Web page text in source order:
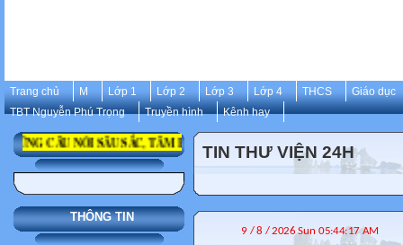
Trang chủ M Lớp 1 Lớp 2 Lớp 3 Lớp 4 THCS
Giáo dục
TBT Nguyễn Phú Trọng
Truyền hình Kênh hay
CÂU NÓI SÂU SẮC, TÂM HUYẾT, ĐỂ ĐỜI CỦA CỐ TỔNG BÍ THƯ
THÔNG TIN
TIN THƯ VIỆN 24H